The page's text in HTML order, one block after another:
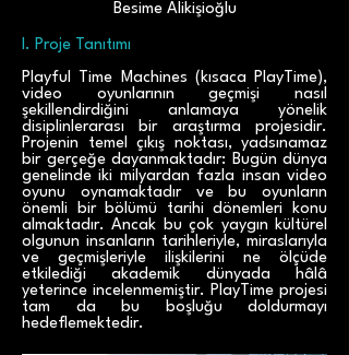
Besime Alikişioğlu
I. Proje Tanıtımı
Playful Time Machines (kısaca PlayTime),
video oyunlarının geçmişi nasıl
şekillendirdiğini anlamaya yönelik
disiplinlerarası bir araştırma projesidir.
Projenin temel çıkış noktası, yadsınamaz
bir gerçeğe dayanmaktadır: Bugün dünya
genelinde iki milyardan fazla insan video
oyunu oynamaktadır ve bu oyunların
önemli bir bölümü tarihi dönemleri konu
almaktadır. Ancak bu çok yaygın kültürel
olgunun insanların tarihleriyle, miraslarıyla
ve geçmişleriyle ilişkilerini ne ölçüde
etkilediği akademik dünyada hâlâ
yeterince incelenmemiştir. PlayTime projesi
tam da bu boşluğu doldurmayı
hedeflemektedir.